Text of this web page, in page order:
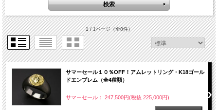
1 / 1ページ（全8件）
サマーセール１０％OFF！アムレットリング・K18ゴール
ドエンブレム（全4種類）
サマーセール： 247,500円(税抜 225,000円)